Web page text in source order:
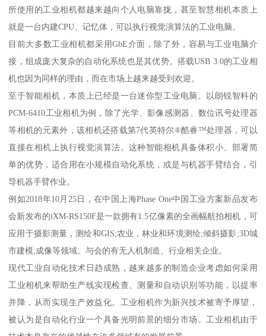
所使用的工业相机都越来越向个人电脑靠拢，甚至智慧相机本质上
就是一台内建CPU、记忆体，可以执行视觉演算法的工业电脑。
目前大多数工业相机都采用GbE介面，除了外，容易与工业电脑介
接，组成庞大复杂的自动化系统也是其优势。搭载USB 3.0的工业相
机也因为同样的理由，而在市场上越来越受到欢迎。
至于智能相机，本质上已经是一台迷你型工业电脑。以朗锐智科的
PCM-6410工业相机为例，除了光学、影像感测器、数位讯号处理器
等相机的元素外，该相机还搭载第7代英特尔®酷睿™处理器，可以
直接在相机上执行视觉演算法。这种智能相机具备体积小、部署简
单的优势，适合用在小规模自动化系统，或是与机器手臂结合，引
导机器手臂作业。
例如2018年10月25日，在中国上海Phase One中国工业方案新品发布
会新发布的iXM-RS150F是一款拥有1.5亿像素的全画幅航拍相机，可
应用于摄影测量，测绘和GIS;农业，林业和环境测绘;倾斜摄影;3D城
市建模;成像等领域。与会的有无人机制造、行业相关企业。
现代工业自动化技术日趋成熟，越来越多的制造企业考虑如何采用
工业相机来帮助生产线实现检查、测量和自动识别等功能，以提率
并降，从而实现生产效益化。工业相机作为新兴技术被寄予厚望，
被认为是自动化行业一个具备光明前景的细分市场。工业相机由于